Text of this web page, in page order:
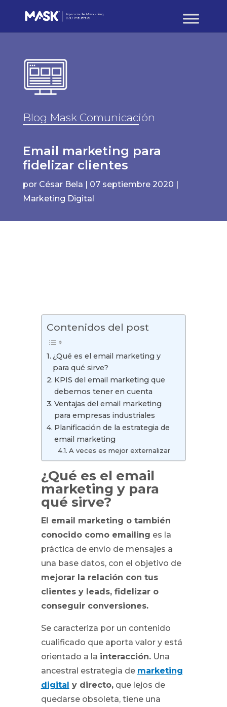
Blog Mask Comunicación
Email marketing para
fidelizar clientes
por César Bela 07 septiembre 2020
Marketing Digital
Contenidos del post
¿Qué es el email marketing y
para qué sirve?
KPIS del email marketing que
debemos tener en cuenta
Ventajas del email marketing
para empresas industriales
Planificación de la estrategia de
email marketing
A veces es mejor externalizar
¿Qué es el email
marketing y para
qué sirve?
El email marketing o también
conocido como emailing es la
práctica de envío de mensajes a
una base datos, con el objetivo de
mejorar la relación con tus
clientes y leads, fidelizar o
conseguir conversiones.
Se caracteriza por un contenido
cualificado que aporta valor y está
orientado a la interacción.Una
ancestral estrategia de marketing
digital y directo,que lejos de
quedarse obsoleta, tiene una